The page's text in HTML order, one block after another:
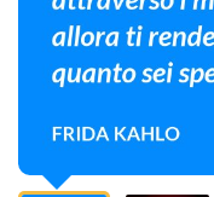
mi
piacerebbe
darti
la